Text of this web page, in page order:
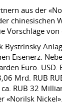
aus der
chinesischen
Vorschläge
Bystrinsky
Eisenerz.
Euro.
Mrd. RUB
RUB 32
«Norilsk Nickel».